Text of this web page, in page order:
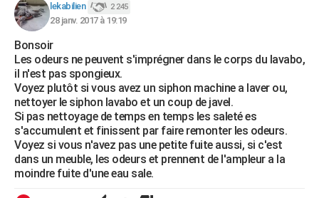
Dictionnaire
Biographies
Citations
Expressions
Proverbes
PROGRAMME TV
COPAINS D'AVANT
S'inscrire
Se connecter
Lycées
Collèges
Primaires
Universités
Entreprises
Service militaire
Avis de recherche
AVIS DE DÉCÈS
FORUM
Bricolage
Lifestyle
Culture
Sport
Auto
Television
Voyage
Cinema
lekabilien 2 245
28 janv. 2017 à 19:19
Bonsoir
Les odeurs ne peuvent s'imprégner dans le corps du lavabo,
il n'est pas spongieux.
Voyez plutôt si vous avez un siphon machine a laver ou,
nettoyer le siphon lavabo et un coup de javel.
Si pas nettoyage de temps en temps les saleté es
s'accumulent et finissent par faire remonter les odeurs.
Voyez si vous n'avez pas une petite fuite aussi, si c'est
dans un meuble, les odeurs et prennent de l'ampleur a la
moindre fuite d'une eau sale.